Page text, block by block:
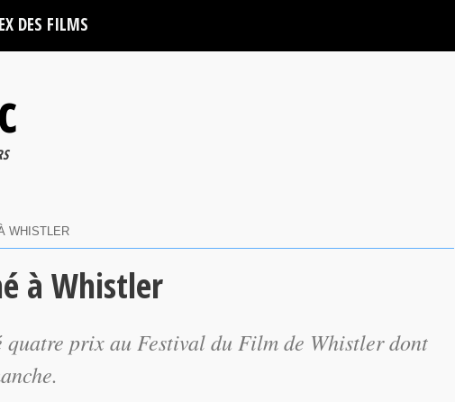
DES FILMS
WHISTLER
à Whistler
prix au Festival du Film de Whistler dont